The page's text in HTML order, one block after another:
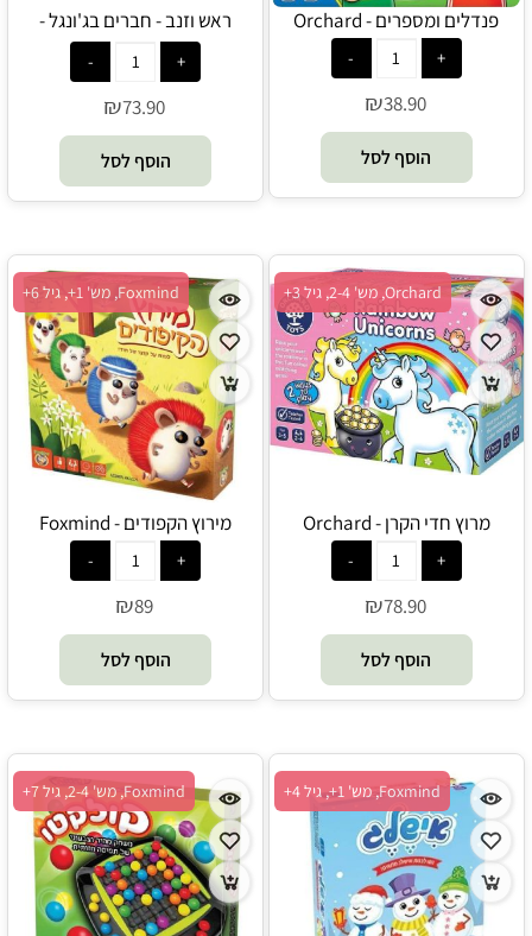
פנדלים ומספרים - Orchard
₪38.90
הוסף לסל
ראש וזנב - חברים בג'ונגל -
Orchard
₪73.90
הוסף לסל
Orchard, מש' 2-4, גיל 3+
מרוץ חדי הקרן - Orchard
₪78.90
הוסף לסל
Foxmind, מש' 1+, גיל 6+
מירוץ הקפודים - Foxmind
₪89
הוסף לסל
Foxmind, מש' 1+, גיל 4+ Foxmind, מש' 2-4, גיל 7+